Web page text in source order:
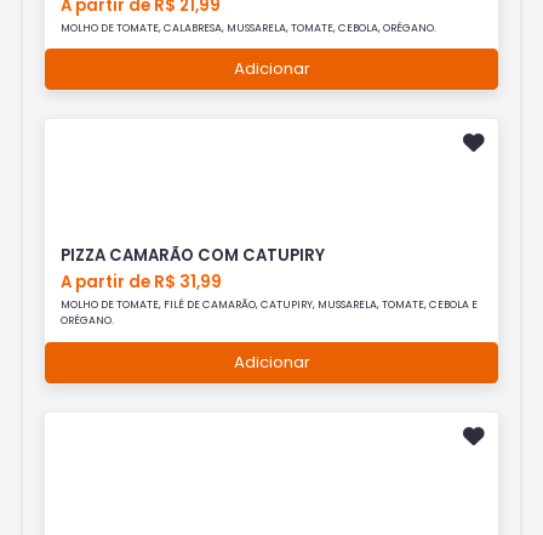
A partir de R$ 21,99
MOLHO DE TOMATE, CALABRESA, MUSSARELA, TOMATE, CEBOLA, ORÉGANO.
Adicionar
PIZZA CAMARÃO COM CATUPIRY
A partir de R$ 31,99
MOLHO DE TOMATE, FILÉ DE CAMARÃO, CATUPIRY, MUSSARELA, TOMATE, CEBOLA E
ORÉGANO.
Adicionar